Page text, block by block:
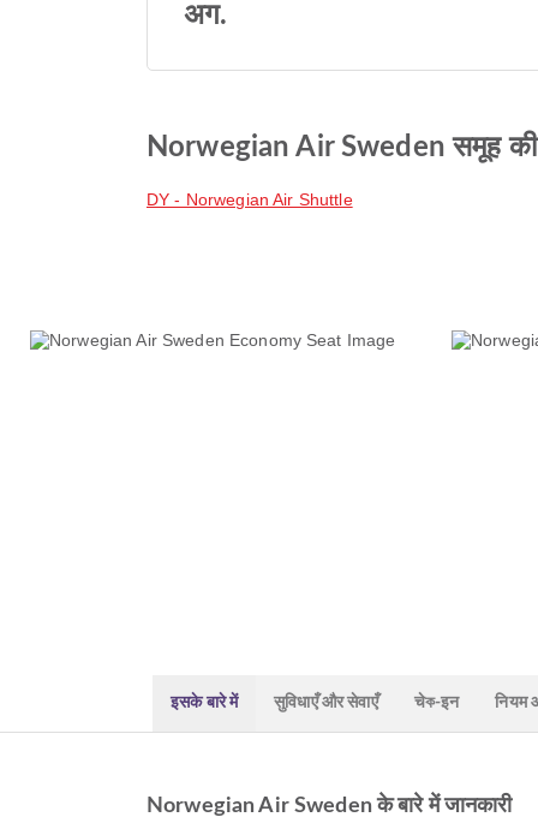
अग.
Norwegian Air Sweden समूह
DY - Norwegian Air Shuttle
इसके बारे में सुविधाएँ और सेवाएँ चेক-इन नियम
Norwegian Air Sweden के बारे में जानकारी